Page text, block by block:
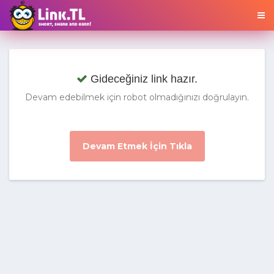
Gideceğiniz link hazır.
Devam edebilmek için robot olmadığınızı doğrulayın.
Devam Etmek İçin Tıkla